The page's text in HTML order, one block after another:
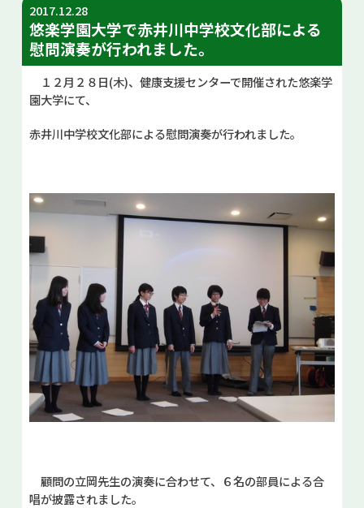
2017.12.28
悠楽学園大学で赤井川中学校文化部による
慰問演奏が行われました。
１２月２８日(木)、健康支援センターで開催された悠楽学
園大学にて、
赤井川中学校文化部による慰問演奏が行われました。
顧問の立岡先生の演奏に合わせて、６名の部員による合
唱が披露されました。